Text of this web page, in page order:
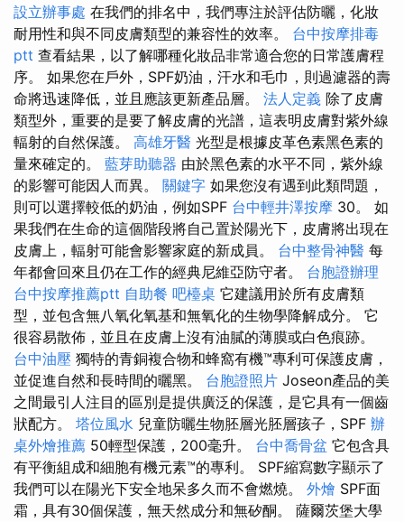
設立辦事處 在我們的排名中，我們專注於評估防曬，化妝
耐用性和與不同皮膚類型的兼容性的效率。 台中按摩排毒
ptt 查看結果，以了解哪種化妝品非常適合您的日常護膚程
序。 如果您在戶外，SPF奶油，汗水和毛巾，則過濾器的壽
命將迅速降低，並且應該更新產品層。 法人定義 除了皮膚
類型外，重要的是要了解皮膚的光譜，這表明皮膚對紫外線
輻射的自然保護。 高雄牙醫 光型是根據皮革色素黑色素的
量來確定的。 藍芽助聽器 由於黑色素的水平不同，紫外線
的影響可能因人而異。 關鍵字 如果您沒有遇到此類問題，
則可以選擇較低的奶油，例如SPF 台中輕井澤按摩 30。 如
果我們在生命的這個階段將自己置於陽光下，皮膚將出現在
皮膚上，輻射可能會影響家庭的新成員。 台中整骨神醫 每
年都會回來且仍在工作的經典尼維亞防守者。 台胞證辦理
台中按摩推薦ptt 自助餐 吧檯桌 它建議用於所有皮膚類
型，並包含無八氧化氧基和無氧化的生物學降解成分。 它
很容易散佈，並且在皮膚上沒有油膩的薄膜或白色痕跡。
台中油壓 獨特的青銅複合物和蜂窩有機™專利可保護皮膚，
並促進自然和長時間的曬黑。 台胞證照片 Joseon產品的美
之間最引人注目的區別是提供廣泛的保護，是它具有一個齒
狀配方。 塔位風水 兒童防曬生物胚層光胚層孩子，SPF 辦
桌外燴推薦 50輕型保護，200毫升。 台中喬骨盆 它包含具
有平衡組成和細胞有機元素™的專利。 SPF縮寫數字顯示了
我們可以在陽光下安全地呆多久而不會燃燒。 外燴 SPF面
霜，具有30個保護，無天然成分和無矽酮。 薩爾茨堡大學